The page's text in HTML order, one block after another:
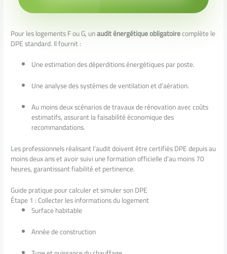
Pour les logements F ou G, unaudit énergétique obligatoirecomplète le
DPE standard. Il fournit :
Une estimation des déperditions énergétiques par poste.
Une analyse des systèmes de ventilation et d’aération.
Au moins deux scénarios de travaux de rénovation avec coûts
estimatifs, assurant la faisabilité économique des
recommandations.
Les professionnels réalisant l’audit doivent être certifiés DPE depuis au
moins deux ans et avoir suivi une formation officielle d’au moins 70
heures, garantissant fiabilité et pertinence.
Guide pratique pour calculer et simuler son DPE
Étape 1 : Collecter les informations du logement
Surface habitable
Année de construction